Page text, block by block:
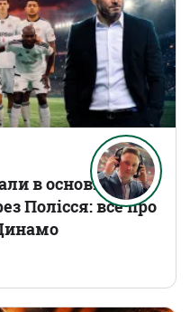
в основному
Полісся: все про